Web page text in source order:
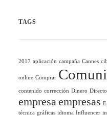
TAGS
2017 aplicación campaña Cannes
online Comprar
contenido corrección Dinero
empresaempresas
técnica gráficas idioma Influencer